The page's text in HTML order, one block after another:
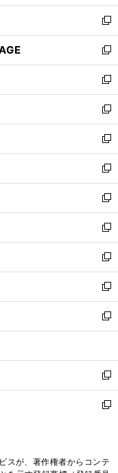
ウ
で
開
く
ン
ド
ウ
で
開
く
新
し
い
ウ
ィ
ン
ド
ウ
で
開
く
新
し
い
ウ
ィ
ン
ド
ウ
で
開
く
新
し
い
ウ
ィ
ン
ド
ウ
で
開
く
新
し
い
ウ
ィ
ン
ド
ウ
で
開
く
新
し
い
ウ
ィ
ン
ド
ウ
で
開
く
新
し
い
ウ
ィ
ン
ド
ウ
で
開
く
新
し
い
ウ
ィ
ン
ド
ウ
で
開
新
し
い
ウ
ィ
ン
ド
ウ
開
く
新
し
い
ウ
ィ
ン
ウ
で
開
く
新
し
い
ウ
ン
ド
ウ
で
新
し
ウ
ィ
ン
ド
く
新
し
い
ド
新
ィ
スが、著作権者からコンテ